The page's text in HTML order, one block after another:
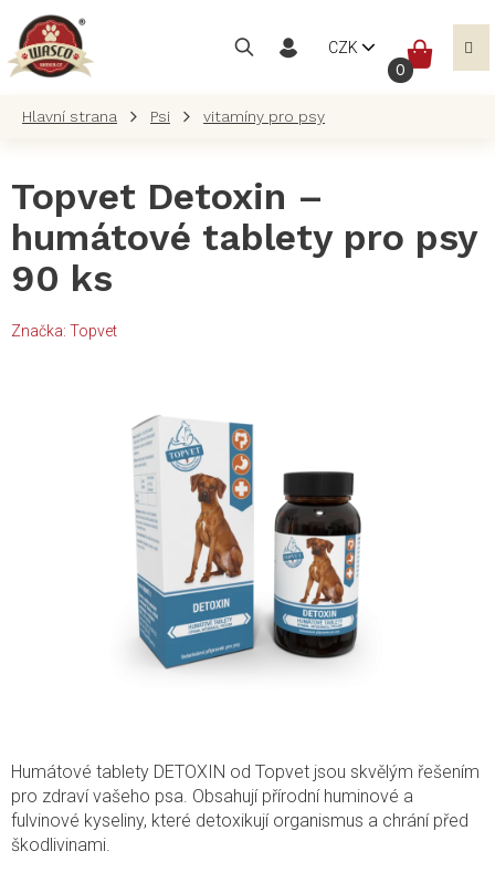
obsah
CZK
Psi vitamíny pro psy
Topvet Detoxin –
humátové tablety pro psy
90 ks
Značka: Topvet
Humátové tablety DETOXIN od Topvet jsou skvělým řešením
pro zdraví vašeho psa. Obsahují přírodní huminové a
fulvinové kyseliny, které detoxikují organismus a chrání před
škodlivinami.